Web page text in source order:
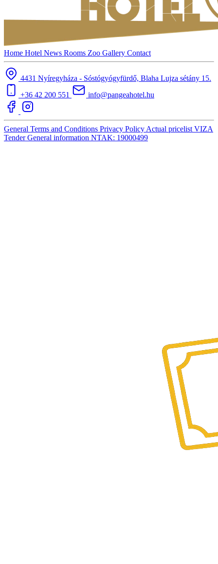
Home Hotel News Rooms Zoo Gallery Contact
4431 Nyíregyháza - Sóstógyógyfürdő, Blaha Lujza sétány 15.
+36 42 200 551
info@pangeahotel.hu
General Terms and Conditions Privacy Policy Actual pricelist VIZA
TenderGeneral information NTAK: 19000499